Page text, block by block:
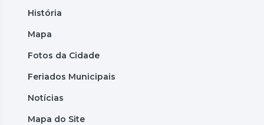
História
Mapa
Fotos da Cidade
Feriados Municipais
Notícias
Mapa do Site